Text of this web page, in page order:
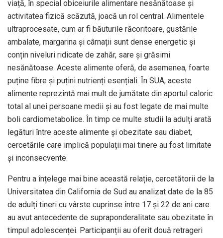
viață, în special obiceiurile alimentare nesănătoase și
activitatea fizică scăzută, joacă un rol central. Alimentele
ultraprocesate, cum ar fi băuturile răcoritoare, gustările
ambalate, margarina și cârnații sunt dense energetic și
conțin niveluri ridicate de zahăr, sare și grăsimi
nesănătoase. Aceste alimente oferă, de asemenea, foarte
puține fibre și puțini nutrienți esențiali. În SUA, aceste
alimente reprezintă mai mult de jumătate din aportul caloric
total al unei persoane medii și au fost legate de mai multe
boli cardiometabolice. În timp ce multe studii la adulți arată
legături între aceste alimente și obezitate sau diabet,
cercetările care implică populații mai tinere au fost limitate
și inconsecvente.
Pentru a înțelege mai bine această relație, cercetătorii de la
Universitatea din California de Sud au analizat date de la 85
de adulți tineri cu vârste cuprinse între 17 și 22 de ani care
au avut antecedente de supraponderalitate sau obezitate în
timpul adolescenței. Participanții au oferit două retrageri